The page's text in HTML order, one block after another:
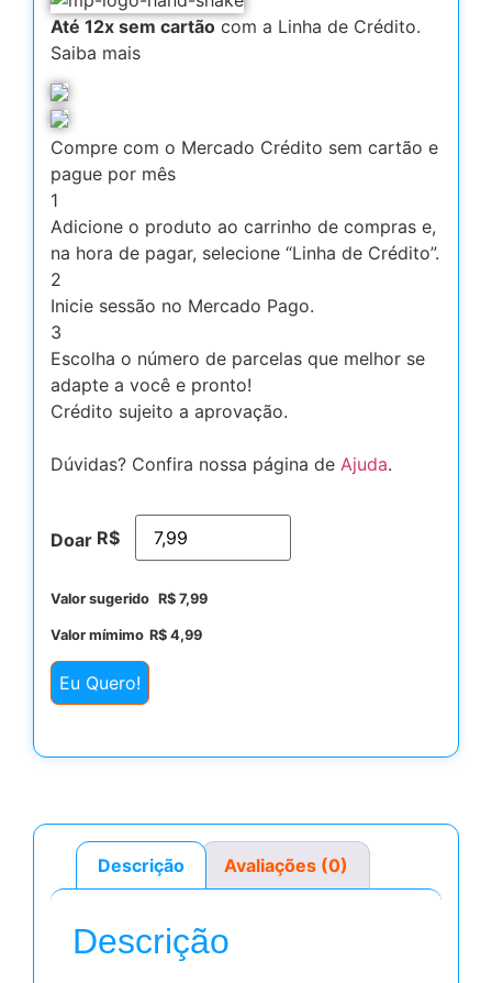
Até 12x sem cartão com a Linha de Crédito.
Saiba mais
Compre com o Mercado Crédito sem cartão e
pague por mês
1
Adicione o produto ao carrinho de compras e,
na hora de pagar, selecione “Linha de Crédito”.
2
Inicie sessão no Mercado Pago.
3
Escolha o número de parcelas que melhor se
adapte a você e pronto!
Crédito sujeito a aprovação.
Dúvidas? Confira nossa página de Ajuda.
Doar R$
Valor sugerido R$ 7,99
Valor mímimo R$ 4,99
Eu Quero!
Descrição Avaliações (0)
Descrição